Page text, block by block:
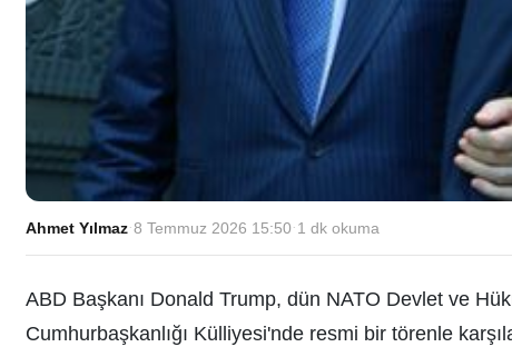
Ahmet Yılmaz·8 Temmuz 2026 15:50 · 1 dk okuma
ABD Başkanı Donald Trump, dün NATO Devlet ve
Cumhurbaşkanlığı Külliyesi'nde resmi bir törenle